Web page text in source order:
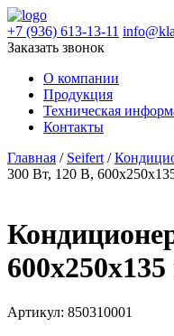
+7 (936) 613-13-11
Заказать звонок
О компании
Продукция
Техническая
Контакты
Главная / Seifert /
300 Вт, 120 В,
Артикул: 850310001